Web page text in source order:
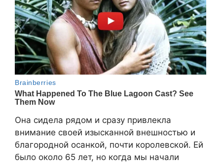
Она сидела рядом и сразу привлекла
внимание своей изысканной внешностью и
благородной осанкой, почти королевской. Ей
было около 65 лет, но когда мы начали